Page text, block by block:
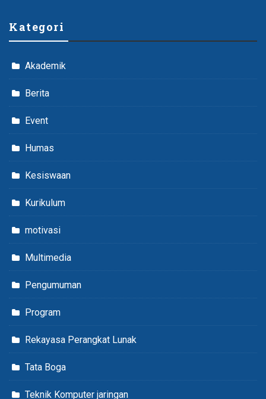
Kategori
Akademik
Berita
Event
Humas
Kesiswaan
Kurikulum
motivasi
Multimedia
Pengumuman
Program
Rekayasa Perangkat Lunak
Tata Boga
Teknik Komputer jaringan